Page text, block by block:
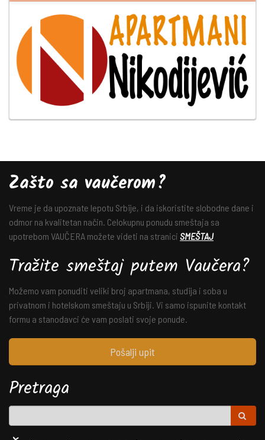
Zašto sa vaučerom?
Vreme je da upoznate lepotu Srbije, i da iskoristite slobodne dane i
odmor na kvalitetan način. Celokupnu ponudu smeštaja sa
upotrebom VAUČERA možete videti na stranici SMEŠTAJ
Tražite smeštaj putem Vaučera?
Možemo vam ponuditi veliki broj apartmana, studija i soba u
privatnom i hotelskom smeštaju u Srbiji. Vi samo ispunite kontakt
formu a stanodavci će vam poslati svoje ponude.
Pošalji upit
Pretraga